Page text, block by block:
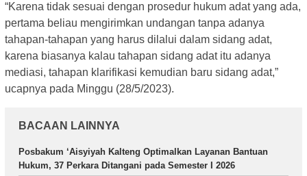
“Karena tidak sesuai dengan prosedur hukum adat yang ada,
pertama beliau mengirimkan undangan tanpa adanya
tahapan-tahapan yang harus dilalui dalam sidang adat,
karena biasanya kalau tahapan sidang adat itu adanya
mediasi, tahapan klarifikasi kemudian baru sidang adat,”
ucapnya pada Minggu (28/5/2023).
BACAAN LAINNYA
Posbakum ‘Aisyiyah Kalteng Optimalkan Layanan Bantuan
Hukum, 37 Perkara Ditangani pada Semester I 2026